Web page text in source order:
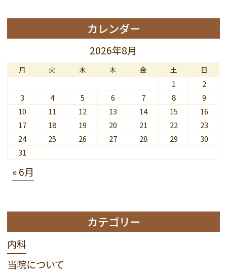
カレンダー
2026年8月
月 火 水 木 金 土 日
1
2
3
4 5 6 7 8
9
10
11 12 13 14 15
16
17
18 19 20 21 22
23
24
25 26 27 28 29
30
31
« 6月
カテゴリー
内科
当院について